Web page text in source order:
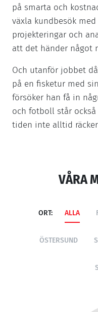
på smarta och
växla kundbesök
projekteringar och
att det händer något
Och utanför jobbet
på en fisketur med
försöker han få in
och fotboll står
tiden inte alltid
VÅRA
ORT: ALLA
ÖSTERSUND